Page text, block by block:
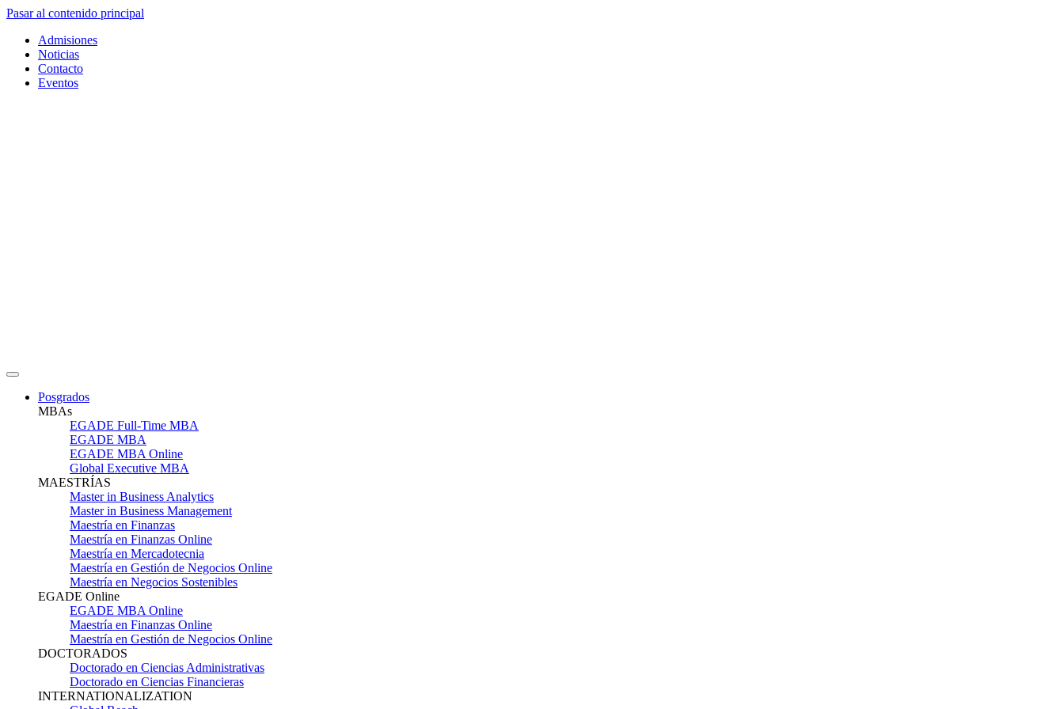
Pasar al contenido principal
Admisiones
Noticias
Contacto
Eventos
Posgrados
MBAs
EGADE Full-Time MBA
EGADE MBA
EGADE MBA Online
Global Executive MBA
MAESTRÍAS
Master in Business Analytics
Master in Business Management
Maestría en Finanzas
Maestría en Finanzas Online
Maestría en Mercadotecnia
Maestría en Gestión de Negocios Online
Maestría en Negocios Sostenibles
EGADE Online
EGADE MBA Online
Maestría en Finanzas Online
Maestría en Gestión de Negocios Online
DOCTORADOS
Doctorado en Ciencias Administrativas
Doctorado en Ciencias Financieras
INTERNATIONALIZATION